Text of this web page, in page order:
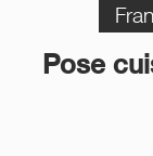
Pose